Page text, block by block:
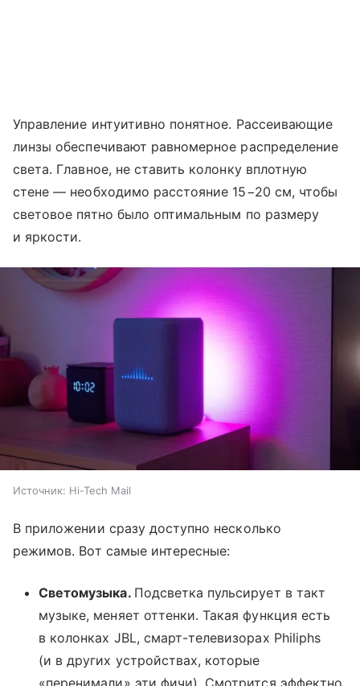
Управление интуитивно понятное. Рассеивающие
линзы обеспечивают равномерное распределение
света. Главное, не ставить колонку вплотную
стене — необходимо расстояние 15−20 см, чтобы
световое пятно было оптимальным по размеру
и яркости.
Источник: Hi-Tech Mail
В приложении сразу доступно несколько
режимов. Вот самые интересные:
Светомузыка. Подсветка пульсирует в такт
музыке, меняет оттенки. Такая функция есть
в колонках JBL, смарт-телевизорах Philiphs
(и в других устройствах, которые